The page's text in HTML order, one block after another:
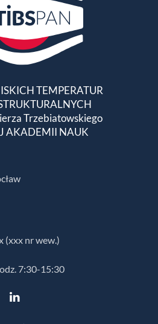
TEMPERATUR
Trzebiatowskiego
AKADEMII NAUK
(xxx nr wew.)
7:30-15:30